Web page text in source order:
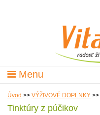
Menu
Úvod >> VÝŽIVOVÉ DOPLNKY >>
Tinktúry z púčikov